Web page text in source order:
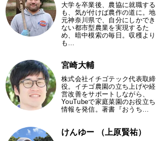
大学を卒業後、農協に就職する
も、気が付けば農作の道に。地
元神奈川県で、自分にしかでき
ない都市型農業を実現するた
め、暗中模索の毎日。収穫より
も…
宮崎大輔
株式会社イチゴテック代表取締
役。イチゴ農園の立ち上げや経
営改善をサポートしながら、
YouTubeで家庭菜園のお役立ち
情報を発信。著書『おうち…
けんゆー （上原賢祐）